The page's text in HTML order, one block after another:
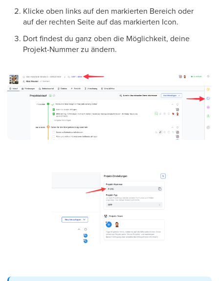
Klickeoben links auf den markierten Bereich oder
auf der rechten Seite auf das markierten Icon.
Dort findest du ganz oben die Möglichkeit, deine
Projekt-Nummer zu ändern.